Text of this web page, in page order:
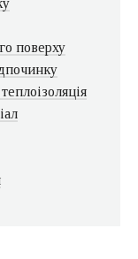
поверху